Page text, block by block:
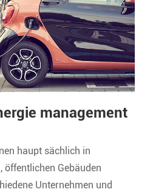
management
haupt sächlich in
öffentlichen Gebäuden
Unternehmen und